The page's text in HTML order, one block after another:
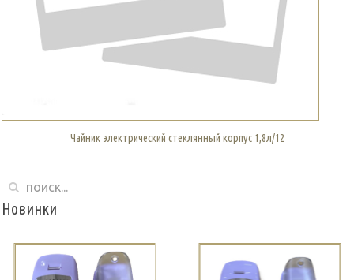
Чайник электрический стеклянный корпус 1,8л/12
Новинки